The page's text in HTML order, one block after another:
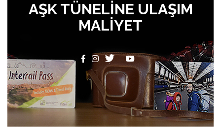
AŞK TÜNELİNE ULAŞIM
MALİYET